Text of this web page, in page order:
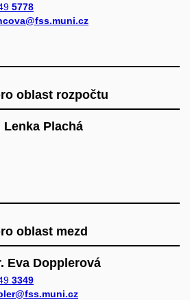
5778
oblast rozpočtu
Lenka Plachá
oblast mezd
Eva Dopplerová
3349